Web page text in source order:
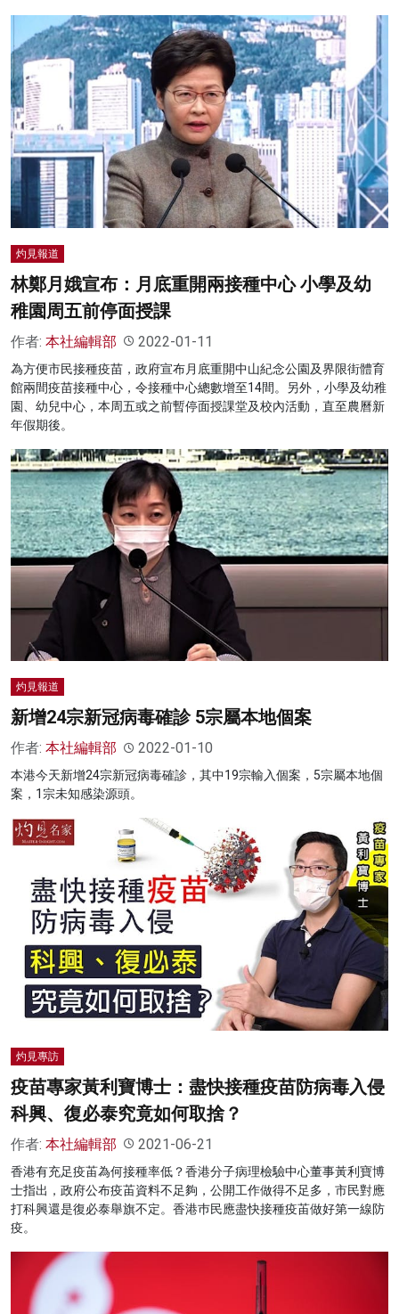
灼見報道
林鄭月娥宣布：月底重開兩接種中心 小學及幼
稚園周五前停面授課
作者: 本社編輯部 2022-01-11
為方便市民接種疫苗，政府宣布月底重開中山紀念公園及界限街體育
館兩間疫苗接種中心，令接種中心總數增至14間。另外，小學及幼稚
園、幼兒中心，本周五或之前暫停面授課堂及校內活動，直至農曆新
年假期後。
灼見報道
新增24宗新冠病毒確診 5宗屬本地個案
作者: 本社編輯部 2022-01-10
本港今天新增24宗新冠病毒確診，其中19宗輸入個案，5宗屬本地個
案，1宗未知感染源頭。
灼見專訪
疫苗專家黃利寶博士：盡快接種疫苗防病毒入侵
科興、復必泰究竟如何取捨？
作者: 本社編輯部 2021-06-21
香港有充足疫苖為何接種率低？香港分子病理檢驗中心董事黃利寶博
士指出，政府公布疫苖資料不足夠，公開工作做得不足多，市民對應
打科興還是復必泰舉旗不定。香港巿民應盡快接種疫苖做好第一線防
疫。